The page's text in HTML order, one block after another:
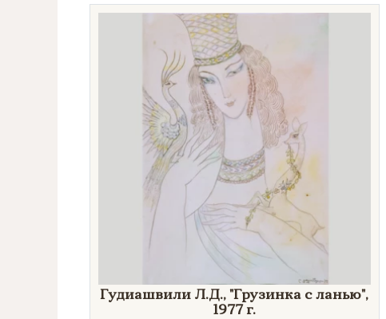
Направление
Гудиашвили Л.Д., "Грузинка сланью",
1977 г.